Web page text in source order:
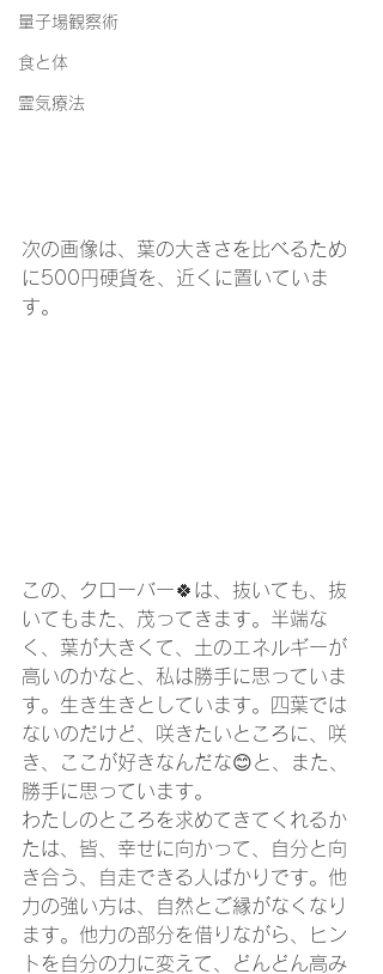
量子場観察術
食と体
霊気療法
次の画像は、葉の大きさを比べるため
に500円硬貨を、近くに置いていま
す。
この、クローバー🍀は、抜いても、抜
いてもまた、茂ってきます。半端な
く、葉が大きくて、土のエネルギーが
高いのかなと、私は勝手に思っていま
す。生き生きとしています。四葉では
ないのだけど、咲きたいところに、咲
き、ここが好きなんだな😊と、また、
勝手に思っています。
わたしのところを求めてきてくれるか
たは、皆、幸せに向かって、自分と向
き合う、自走できる人ばかりです。他
力の強い方は、自然とご縁がなくなり
ます。他力の部分を借りながら、ヒン
トを自分の力に変えて、どんどん高み